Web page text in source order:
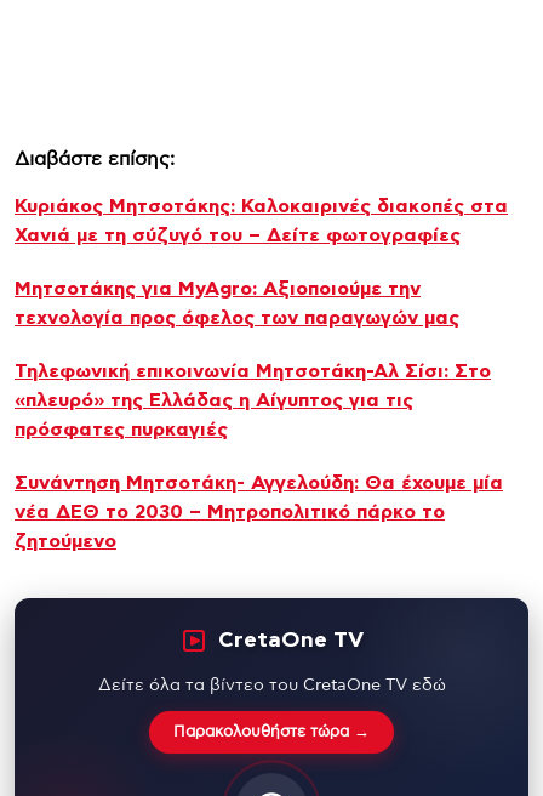
Διαβάστε επίσης:
Κυριάκος Μητσοτάκης: Καλοκαιρινές διακοπές στα
Χανιά με τη σύζυγό του – Δείτε φωτογραφίες
Μητσοτάκης για MyAgro: Αξιοποιούμε την
τεχνολογία προς όφελος των παραγωγών μας
Τηλεφωνική επικοινωνία Μητσοτάκη-Αλ Σίσι: Στο
«πλευρό» της Ελλάδας η Αίγυπτος για τις
πρόσφατες πυρκαγιές
Συνάντηση Μητσοτάκη- Αγγελούδη: Θα έχουμε μία
νέα ΔΕΘ το 2030 – Μητροπολιτικό πάρκο το
ζητούμενο
CretaOne TV
Δείτε όλα τα βίντεο του CretaOne TV εδώ
Παρακολουθήστε τώρα →